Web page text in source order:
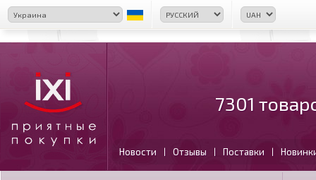
7301
Новости | Отзывы | Поставки |